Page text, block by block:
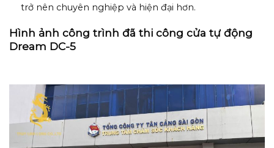
trở nên chuyên nghiệp và hiện đại hơn.
Hình ảnh công trình đã thi công cửa tự động
Dream DC-5